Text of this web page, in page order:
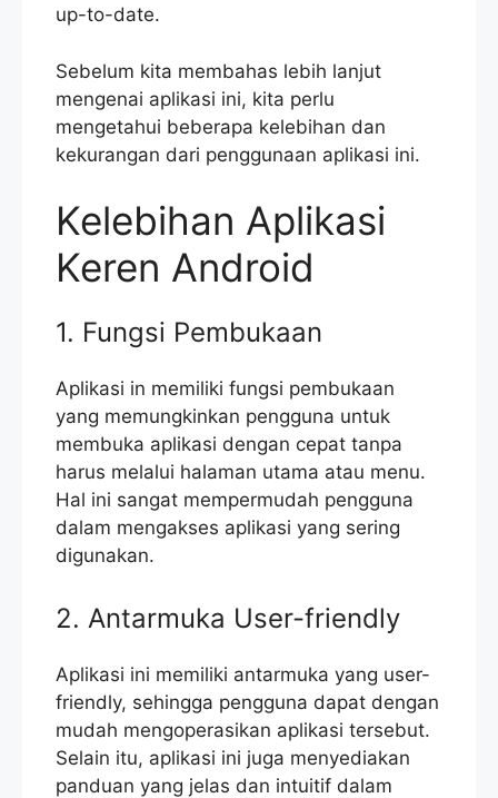
up-to-date.
Sebelum kita membahas lebih lanjut
mengenai aplikasi ini, kita perlu
mengetahui beberapa kelebihan dan
kekurangan dari penggunaan aplikasi ini.
Kelebihan Aplikasi
Keren Android
1. Fungsi Pembukaan
Aplikasi in memiliki fungsi pembukaan
yang memungkinkan pengguna untuk
membuka aplikasi dengan cepat tanpa
harus melalui halaman utama atau menu.
Hal ini sangat mempermudah pengguna
dalam mengakses aplikasi yang sering
digunakan.
2. Antarmuka User-friendly
Aplikasi ini memiliki antarmuka yang user-
friendly, sehingga pengguna dapat dengan
mudah mengoperasikan aplikasi tersebut.
Selain itu, aplikasi ini juga menyediakan
panduan yang jelas dan intuitif dalam